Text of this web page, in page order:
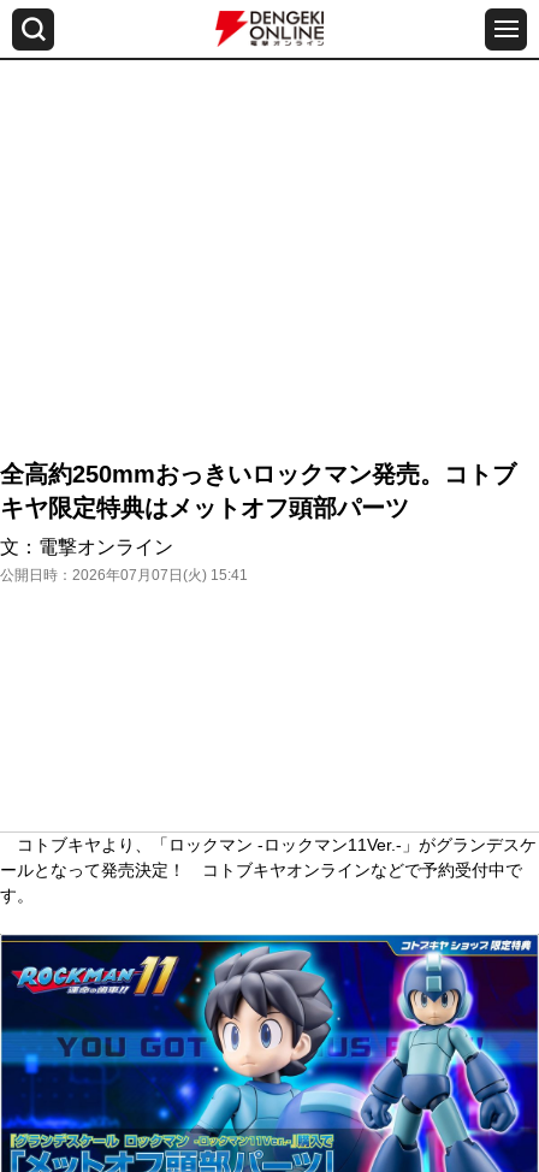
全高約250mmおっきいロックマン発売。コトブ
キヤ限定特典はメットオフ頭部パーツ
文： 電撃オンライン
公開日時： 2026年07月07日(火) 15:41
コトブキヤより、「ロックマン -ロックマン11Ver.-」がグランデスケ
ールとなって発売決定！ コトブキヤオンラインなどで予約受付中で
す。